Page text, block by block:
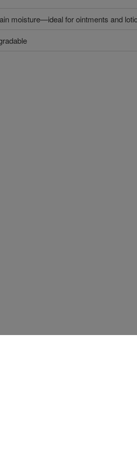
moisture—ideal for ointments and